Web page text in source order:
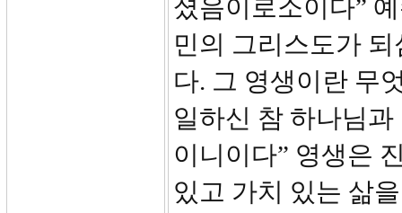
셨음이로소이다”
민의 그리스도가
다. 그 영생이란 무
일하신 참 하나님
이니이다” 영생은
있고 가치 있는 삶